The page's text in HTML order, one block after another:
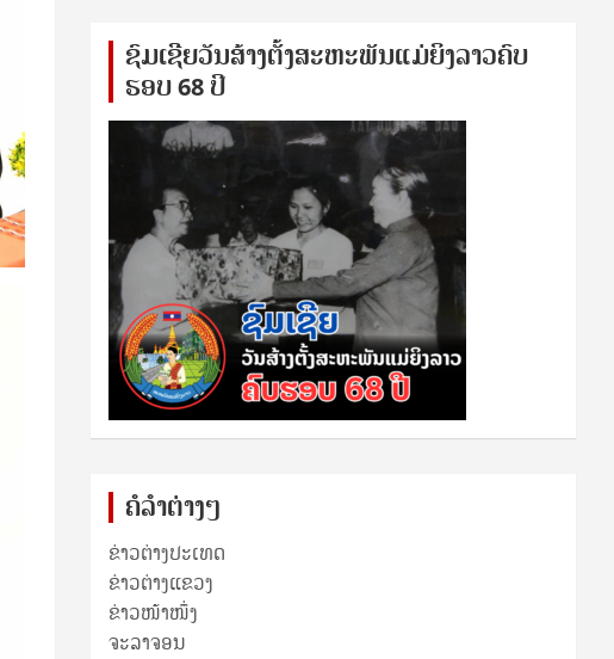
ຊົ​ມ​ເຊີຍ​ວັນ​ສ້າງ​ຕັ້ງ​ສະ​ຫະ​ພັນ​ແມ່​ຍິງ​​ລາວຄົບ​
ຮອບ 68 ປິ
ຄໍລຳຕ່າງໆ
ຂ່າວຕ່າງປະເທດ
ຂ່າວ​ຕ່າງ​ແຂວງ
ຂ່າວໜ້າໜຶ່ງ
ຈະລາຈອນ